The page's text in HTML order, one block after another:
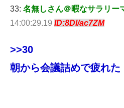
33: 名無しさん＠暇なサラリー
14:00:29.19 ID:8Dl/ac7ZM
>>30
朝から会議詰めで疲れた